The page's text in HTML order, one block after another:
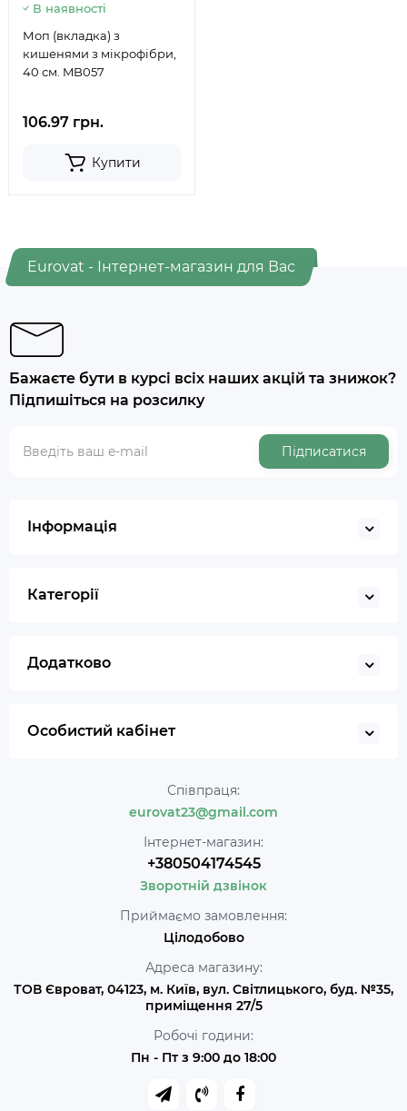
В наявності
Моп (вкладка) з
кишенями з мікрофібри,
40 см. MB057
106.97 грн.
Купити
Eurovat - Інтернет-магазин для Вас
Бажаєте бути в курсі всіх наших акцій та знижок?
Підпишіться на розсилку
Підписатися
Інформація
Категорії
Додатково
Особистий кабінет
Співпраця:
eurovat23@gmail.com
Інтернет-магазин:
+380504174545
Зворотній дзвінок
Приймаємо замовлення:
Цілодобово
Адреса магазину:
ТОВ Євроват, 04123, м. Київ, вул. Світлицького, буд. №35,
приміщення 27/5
Робочі години:
Пн - Пт з 9:00 до 18:00